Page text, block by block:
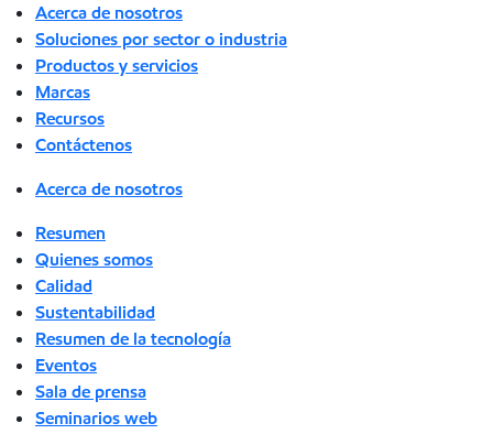
Acerca de nosotros
Soluciones por sector o industria
Productos y servicios
Marcas
Recursos
Contáctenos
Acerca de nosotros
Resumen
Quienes somos
Calidad
Sustentabilidad
Resumen de la tecnología
Eventos
Sala de prensa
Seminarios web